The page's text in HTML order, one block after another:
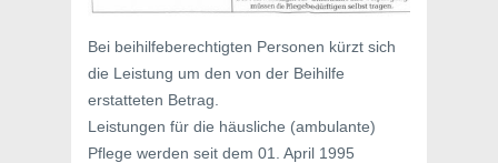
Bei beihilfeberechtigten Personen kürzt sich
die Leistung um den von der Beihilfe
erstatteten Betrag.
Leistungen für die häusliche (ambulante)
Pflege werden seit dem 01. April 1995